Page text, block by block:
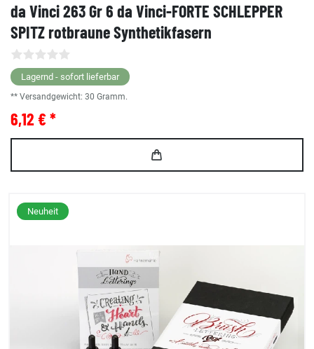
da Vinci 263 Gr 6 da Vinci-FORTE SCHLEPPER
SPITZ rotbraune Synthetikfasern
Lagernd - sofort lieferbar
** Versandgewicht: 30 Gramm.
6,12 € *
Neuheit